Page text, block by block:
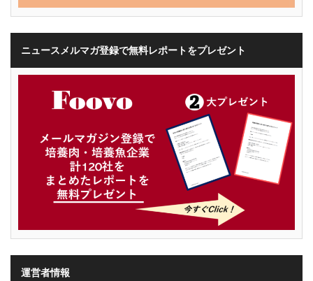
ニュースメルマガ登録で無料レポートをプレゼント
運営者情報